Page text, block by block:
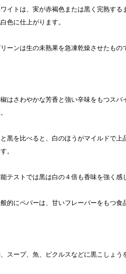
イトは、実が赤褐色または黒く完熟す
色に仕上がります。
ーンは生の未熟果を急凍乾燥させたもの
はさわやかな芳香と強い辛味をもつス
黒を比べると、白のほうがマイルドで
。
テストでは黒は白の４倍も香味を強く感
的にペパーは、甘いフレーバーをもつ食
スープ、魚、ピクルスなどに黒こしょう